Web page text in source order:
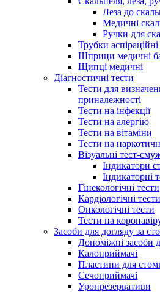
Леза до
Медичні
Ручки для
Трубки
Шприци медичні
Щипці медичні
Діагностичні тести
Тести для
приналежності
Тести на інфекції
Тести на алергію
Тести на вітаміни
Тести на
Візуальні тест-
Індикатори
Індикаторні
Гінекологічні тести
Кардіологічні тести
Онкологічні тести
Тести на
Засоби для догляду за
Допоміжні засоби
Калоприймачі
Пластини для
Сечоприймачі
Уропрезервативи